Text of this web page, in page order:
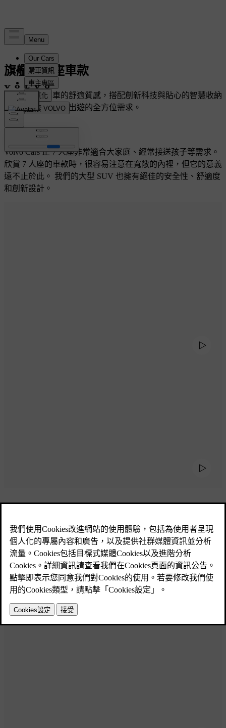
旗艦 7 人座車款
享受大型豪華車的舒適質感，搭配創新科技與貼心的智慧收納
設計，滿足一家人出遊的全方位需求。
Volvo Cars 正 7 人座非常適合大家庭、經常接送孩子等需求。
欣賞 7 人座的車款時，很容易注意在寬敞的內裡，但它的意義
遠不止於此。 我們的大型 SUV 也擁有絕佳的安全性、舒適度
和創新設計。
最高安全等級的家庭休旅車
VOLVO 大型 SUV 幫助您保護家人的安全。配備較高的乘坐
位置，擁有更好的道路視野。同時搭載了最先進的安全功能，
提高安全性與舒適度。